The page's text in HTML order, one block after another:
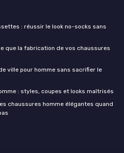
: réussir le look no-socks sans
que la fabrication de vos chaussures
ville pour homme sans sacrifier le
: styles, coupes et looks maîtrisés
chaussures homme élégantes quand